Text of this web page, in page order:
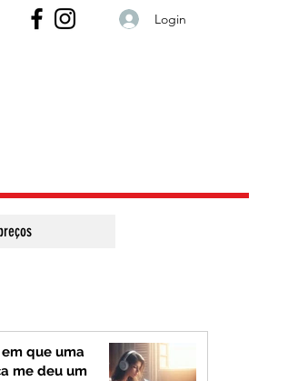
Login
em que uma
me deu um